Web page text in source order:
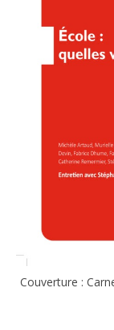
Couverture :